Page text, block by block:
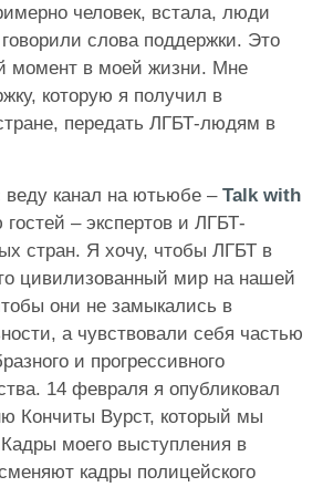
человек, встала, люди
слова поддержки. Это
момент в моей жизни. Мне
которую я получил в
передать ЛГБТ-людям в
веду канал на ютьюбе – Talk with
– экспертов и ЛГБТ-
стран. Я хочу, чтобы ЛГБТ в
цивилизованный мир на нашей
они не замыкались в
а чувствовали себя частью
и прогрессивного
14 февраля я опубликовал
Кончиты Вурст, который мы
моего выступления в
кадры полицейского